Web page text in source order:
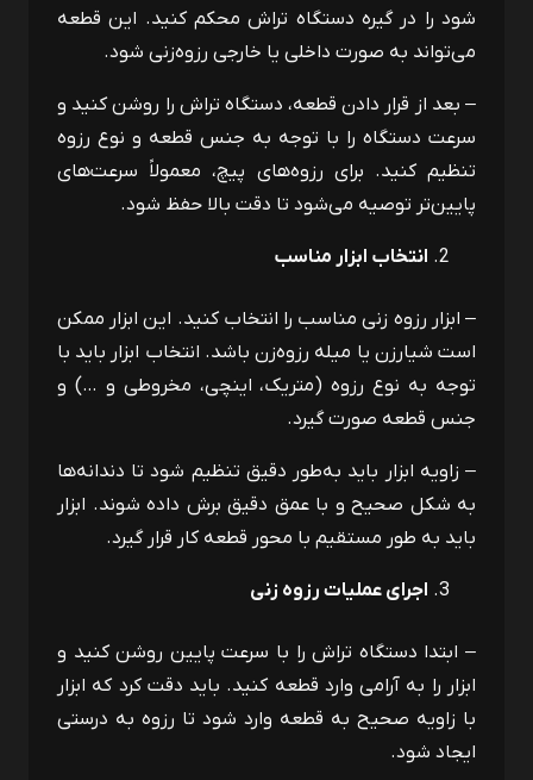
شود را در گیره دستگاه تراش محکم کنید. این قطعه
می‌تواند به صورت داخلی یا خارجی رزوه‌زنی شود.
– بعد از قرار دادن قطعه، دستگاه تراش را روشن کنید و
سرعت دستگاه را با توجه به جنس قطعه و نوع رزوه
تنظیم کنید. برای رزوه‌های پیچ، معمولاً سرعت‌های
پایین‌تر توصیه می‌شود تا دقت بالا حفظ شود.
انتخاب ابزار مناسب
– ابزار رزوه زنی مناسب را انتخاب کنید. این ابزار ممکن
است شیارزن یا میله رزوه‌زن باشد. انتخاب ابزار باید با
توجه به نوع رزوه (متریک، اینچی، مخروطی و …) و
جنس قطعه صورت گیرد.
– زاویه ابزار باید به‌طور دقیق تنظیم شود تا دندانه‌ها
به شکل صحیح و با عمق دقیق برش داده شوند. ابزار
باید به‌ طور مستقیم با محور قطعه کار قرار گیرد.
اجرای عملیات رزوه زنی
– ابتدا دستگاه تراش را با سرعت پایین روشن کنید و
ابزار را به آرامی وارد قطعه کنید. باید دقت کرد که ابزار
با زاویه صحیح به قطعه وارد شود تا رزوه به درستی
ایجاد شود.